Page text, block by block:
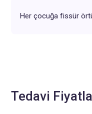
Her çocuğa fissür
Tedavi